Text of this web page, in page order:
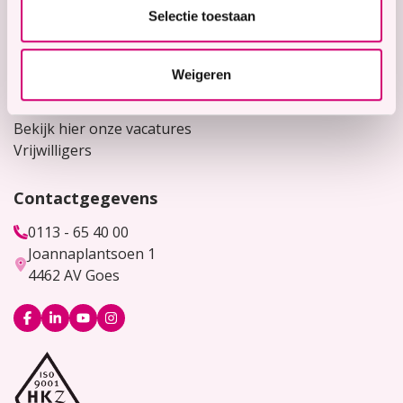
Selectie toestaan
Weigeren
Voor verwijzers
Werken bij
Bekijk hier onze vacatures
Vrijwilligers
Contactgegevens
0113 - 65 40 00
Joannaplantsoen 1
4462 AV Goes
Logo
Facebook
Logo
LinkedIn
LogoLogo